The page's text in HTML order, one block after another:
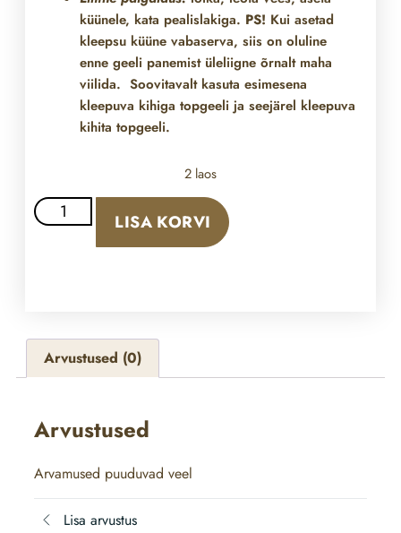
küünele, kata pealislakiga. PS! Kui asetad
kleepsu küüne vabaserva, siis on oluline
enne geeli panemist üleliigne õrnalt maha
viilida. Soovitavalt kasuta esimesena
kleepuva kihiga topgeeli ja seejärel kleepuva
kihita topgeeli.
2 laos
LISA KORVI
Arvustused (0)
Arvustused
Arvamused puuduvad veel
Lisa arvustus